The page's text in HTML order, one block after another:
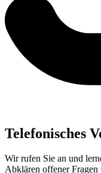
Telefonisches
Wir rufen Sie an und
Abklären offener Fragen